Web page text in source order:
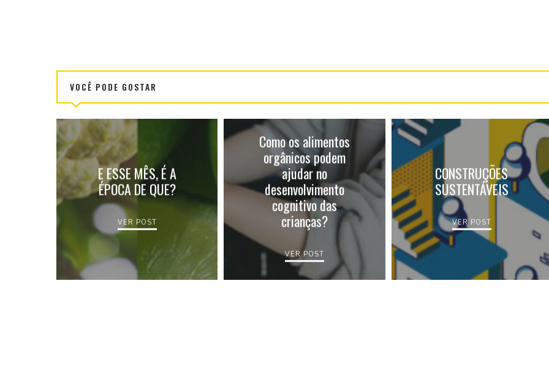
VOCÊ PODE GOSTAR
E ESSE MÊS, É A
ÉPOCA DE QUE?
VER POST
Como os alimentos
orgânicos podem
ajudar no
desenvolvimento
cognitivo das
crianças?
VER POST
CONSTRUÇÕES
SUSTENTÁVEIS
VER POST